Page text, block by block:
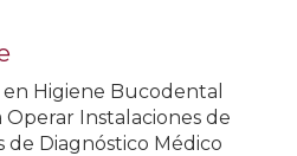
Higiene Bucodental
Instalaciones de
de Diagnóstico Médico